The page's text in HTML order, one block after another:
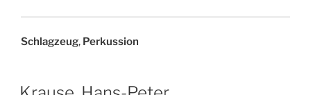
Schlagzeug, Perkussion